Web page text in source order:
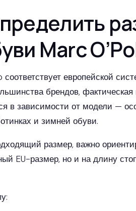
Marc
европейской
брендов,
в зависимости от модели —
и зимней обуви.
размер, важно
EU-размер, но и на длину